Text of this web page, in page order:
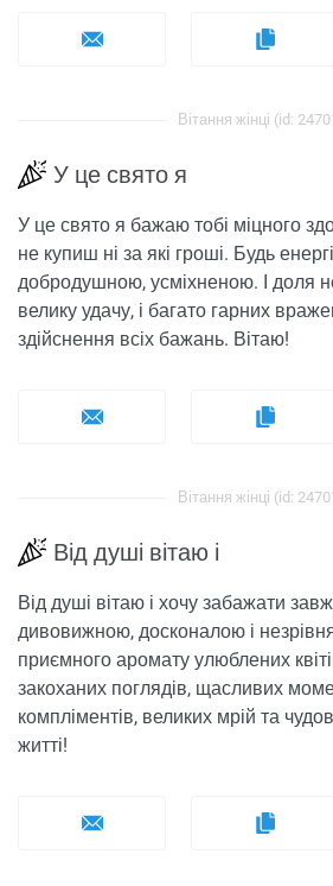
Вітання жінці (id:
У це свято я
У це свято я бажаю тобі міцного
не купиш ні за які гроші. Будь
добродушною, усміхненою. І доля
велику удачу, і багато гарних
здійснення всіх бажань. Вітаю!
Вітання жінці (id:
Від душі вітаю і
Від душі вітаю і хочу забажати
дивовижною, досконалою і
приємного аромату улюблених
закоханих поглядів, щасливих
компліментів, великих мрій та
житті!